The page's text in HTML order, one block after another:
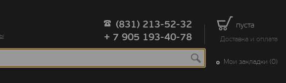
пуста
Доставка и оплата
(831) 213-52-32
+ 7 905 193-40-78
Мои закладки (0)